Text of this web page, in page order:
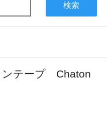
検索
ンテープ Chaton